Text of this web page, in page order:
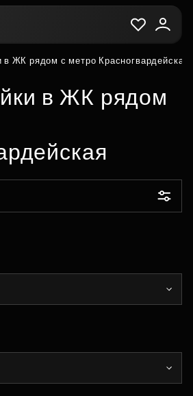
в ЖК рядом с метро Красногвардейская
в ЖК рядом